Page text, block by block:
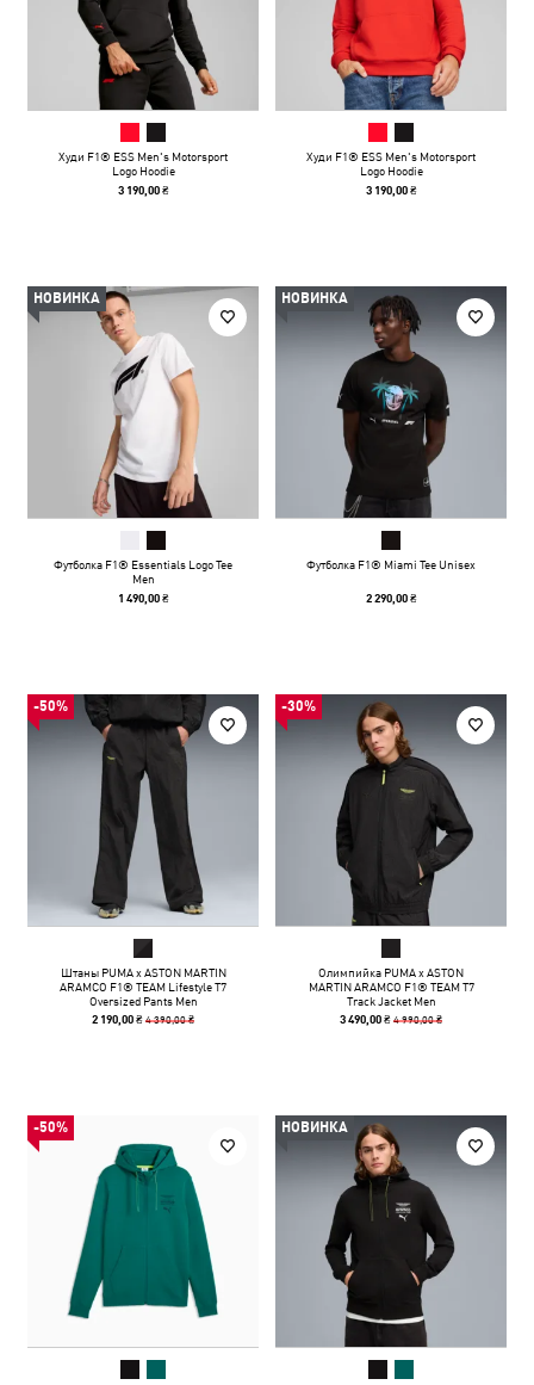
Худи F1® ESS Men's Motorsport
Logo Hoodie
3 190,00 ₴
Худи F1® ESS Men's Motorsport
Logo Hoodie
3 190,00 ₴
НОВИНКА
Футболка F1® Essentials Logo Tee
Men
1 490,00 ₴
НОВИНКА
Футболка F1® Miami Tee Unisex
2 290,00 ₴
-50%
Штаны PUMA x ASTON MARTIN
ARAMCO F1® TEAM Lifestyle T7
Oversized Pants Men
2 190,00 ₴4 390,00 ₴
-30%
Олимпийка PUMA x ASTON
MARTIN ARAMCO F1® TEAM T7
Track Jacket Men
3 490,00 ₴4 990,00 ₴
-50% НОВИНКА